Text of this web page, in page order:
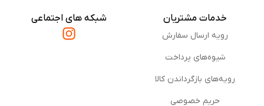
پلاستیک عالی
خدمات مشتریان
رویه ارسال سفارش
شیوه‌های پرداخت
رویه‌های بازگرداندن کالا
حریم خصوصی
شبکه های اجتماعی